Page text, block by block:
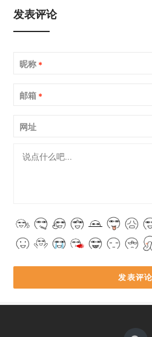
发表评论
昵称 *
邮箱 *
网址